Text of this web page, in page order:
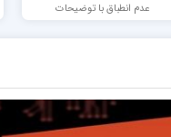
عدم انطباق با توضیحات